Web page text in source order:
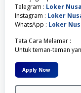
Telegram : Loker
Instagram : Loker
WhatsApp : Loker
Tata Cara Melamar :
Untuk teman-teman
Apply Now